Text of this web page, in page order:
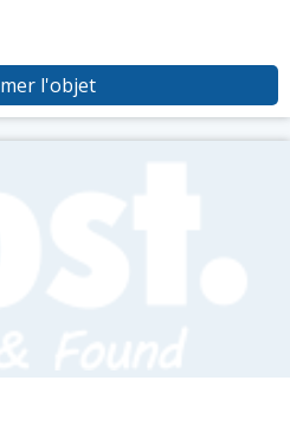
l'objet